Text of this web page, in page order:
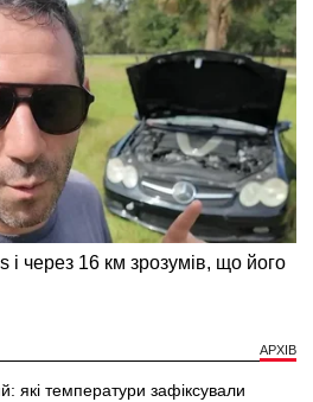
АРХІВ
які температури зафіксували